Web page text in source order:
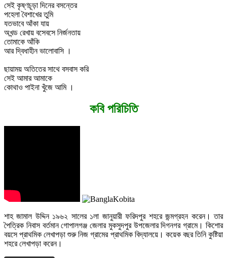
সেই কৃষ্ণচূড়া দিনের বসন্তের
পহেলা বৈশাখের তুমি
যতভাবে আঁকা যায়
অখন্ড রেখায় বসেবসে নির্জনতায়
তোমাকে আঁকি
আর দ্বিধাহীন ভালোবাসি ।
ছায়াময় অতিতের সাথে বসবাস করি
সেই আমার আমাকে
কোথাও পাইনা খুঁজে আমি ।
কবি পরিচিতি
শাহ জামাল উদ্দিন ১৯৬২ সালের ১লা জানুয়ারী ফরিদপুর শহরে জন্মগ্রহন করেন। তার
পৈত্রিক নিবাস বর্তমান গোপালগঞ্জ জেলার মুকসুদপুর উপজেলার দিগনগর গ্রামে। কিশোর
বয়সে প্রাথমিক লেখাপড়া শুরু নিজ গ্রামের প্রাথমিক বিদ্যালয়ে। কয়েক বছর তিনি কুষ্টিয়া
শহরে লেখাপড়া করেন।